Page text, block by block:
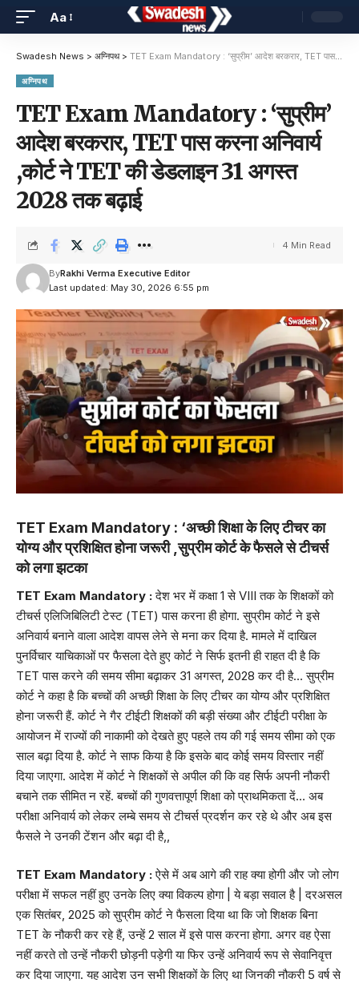
Aa
Swadesh News > अग्निपथ> TET Exam Mandatory : ‘सुप्रीम’ आदेश बरकरार, TET पास करना अनिवार्य ,कोर्ट ने TET की डेडलाइन 31 अगस्त 2028 तक बढ़ाई
अग्निपथ
TET Exam Mandatory : ‘सुप्रीम’
आदेश बरकरार, TET पास करना अनिवार्य
,कोर्ट ने TET की डेडलाइन 31 अगस्त
2028 तक बढ़ाई
Last updated: May 30, 2026 6:55 pm
ByRakhi Verma Executive Editor
4 Min Read
TET Exam Mandatory : ‘अच्छी शिक्षा के लिए टीचर का
योग्य और प्रशिक्षित होना जरूरी ,सुप्रीम कोर्ट के फैसले से टीचर्स
को लगा झटका
TET Exam Mandatory :देश भर में कक्षा 1 से VIII तक के शिक्षकों को
टीचर्स एलिजिबिलिटी टेस्ट (TET) पास करना ही होगा. सुप्रीम कोर्ट ने इसे
अनिवार्य बनाने वाला आदेश वापस लेने से मना कर दिया है. मामले में दाखिल
पुनर्विचार याचिकाओं पर फैसला देते हुए कोर्ट ने सिर्फ इतनी ही राहत दी है कि
TET पास करने की समय सीमा बढ़ाकर 31 अगस्त, 2028 कर दी है… सुप्रीम
कोर्ट ने कहा है कि बच्चों की अच्छी शिक्षा के लिए टीचर का योग्य और प्रशिक्षित
होना जरूरी हैं. कोर्ट ने गैर टीईटी शिक्षकों की बड़ी संख्या और टीईटी परीक्षा के
आयोजन में राज्यों की नाकामी को देखते हुए पहले तय की गई समय सीमा को एक
साल बढ़ा दिया है. कोर्ट ने साफ किया है कि इसके बाद कोई समय विस्तार नहीं
दिया जाएगा. आदेश में कोर्ट ने शिक्षकों से अपील की कि वह सिर्फ अपनी नौकरी
बचाने तक सीमित न रहें. बच्चों की गुणवत्तापूर्ण शिक्षा को प्राथमिकता दें… अब
परीक्षा अनिवार्य को लेकर लम्बे समय से टीचर्स प्रदर्शन कर रहे थे और अब इस
फैसले ने उनकी टेंशन और बढ़ा दी है,,
TET Exam Mandatory :ऐसे में अब आगे की राह क्या होगी और जो लोग
परीक्षा में सफल नहीं हुए उनके लिए क्या विकल्प होगा | ये बड़ा सवाल है | दरअसल
एक सितंबर, 2025 को सुप्रीम कोर्ट ने फैसला दिया था कि जो शिक्षक बिना
TET के नौकरी कर रहे हैं, उन्हें 2 साल में इसे पास करना होगा. अगर वह ऐसा
नहीं करते तो उन्हें नौकरी छोड़नी पड़ेगी या फिर उन्हें अनिवार्य रूप से सेवानिवृत्त
कर दिया जाएगा. यह आदेश उन सभी शिक्षकों के लिए था जिनकी नौकरी 5 वर्ष से